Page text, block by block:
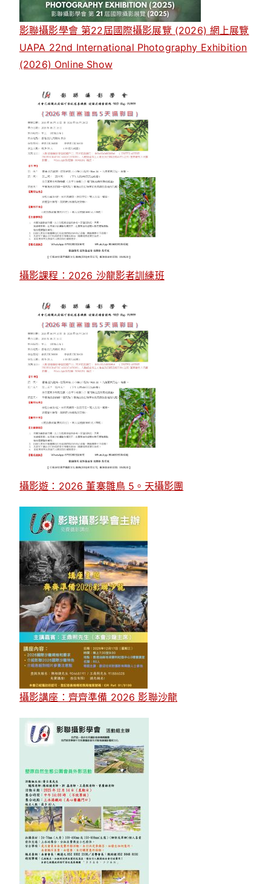
影聯攝影學會 第22屆國際攝影展覽 (2026) 網上展覽
UAPA 22nd International Photography Exhibition
(2026) Online Show
攝影課程：2026 沙龍影者訓練班
攝影遊：2026 董寨雛鳥 5。天攝影團
攝影講座：齊齊準備 2026 影聯沙龍